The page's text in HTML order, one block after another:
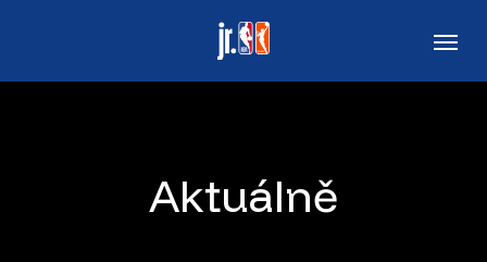
main
Aktuálně